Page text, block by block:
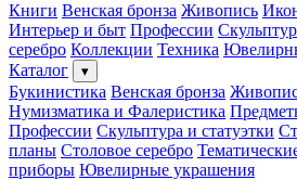
Книги Венская бронза Живопись
Интерьер и быт Профессии
серебро Коллекции Техника
Каталог
▾
Букинистика Венская бронза
Нумизматика и Фалеристика
Профессии Скульптура и статуэтки
планы Столовое серебро
приборы Ювелирные украшения